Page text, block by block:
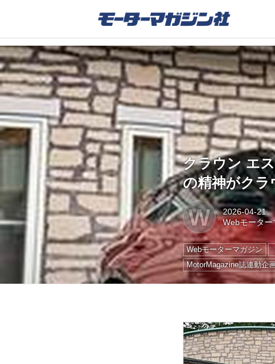
クラウン エ
の精神がクラ
W
2026-04-21
Webモーター
Webモーターマガジン
MotorMagazine誌連動企